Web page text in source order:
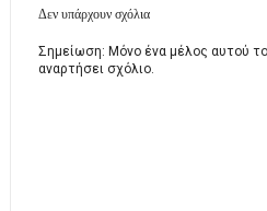
Δεν υπάρχουν σχόλια
Σημείωση: Μόνο ένα μέλος αυτού
αναρτήσει σχόλιο.